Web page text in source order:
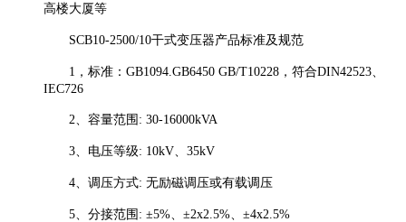
高楼大厦等
SCB10-2500/10干式变压器产品标准及规范
1，标准：GB1094.GB6450 GB/T10228，符合DIN42523、
IEC726
2、容量范围: 30-16000kVA
3、电压等级: 10kV、35kV
4、调压方式: 无励磁调压或有载调压
5、分接范围: ±5%、±2x2.5%、±4x2.5%